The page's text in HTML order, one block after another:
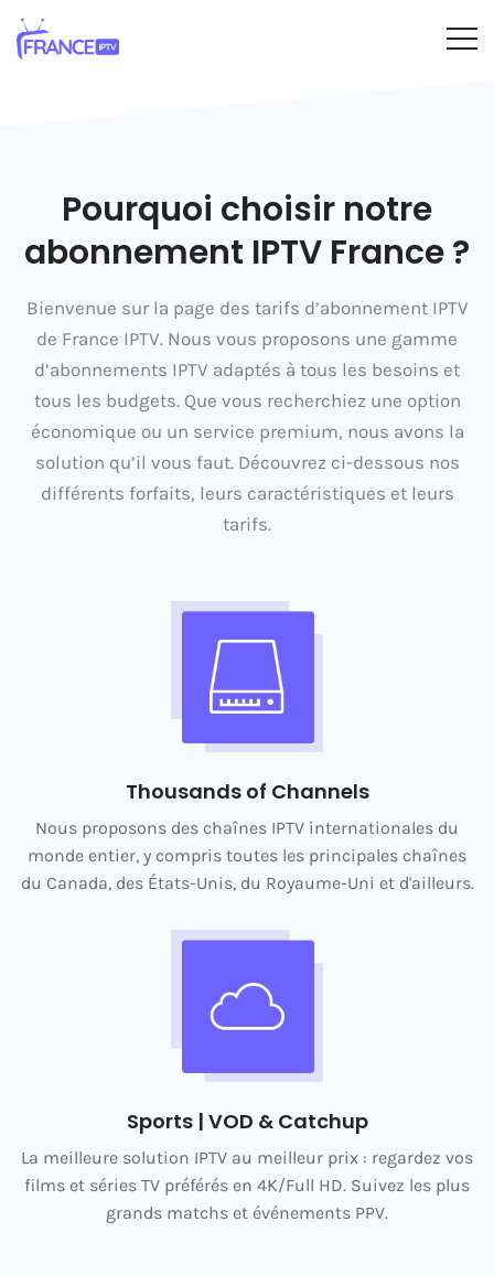
Pourquoi choisir notre
abonnement IPTV France ?
Bienvenue sur la page des tarifs d’abonnement IPTV
de France IPTV. Nous vous proposons une gamme
d’abonnements IPTV adaptés à tous les besoins et
tous les budgets. Que vous recherchiez une option
économique ou un service premium, nous avons la
solution qu’il vous faut. Découvrez ci-dessous nos
différents forfaits, leurs caractéristiques et leurs
tarifs.
Thousands of Channels
Nous proposons des chaînes IPTV internationales du
monde entier, y compris toutes les principales chaînes
du Canada, des États-Unis, du Royaume-Uni et d'ailleurs.
Sports | VOD & Catchup
La meilleure solution IPTV au meilleur prix : regardez vos
films et séries TV préférés en 4K/Full HD. Suivez les plus
grands matchs et événements PPV.